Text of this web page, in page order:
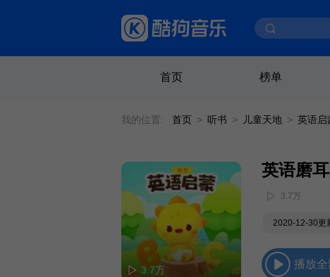
首页 榜单
我的位置: 首页 > 听书 > 儿童天地 > 英语启
3.7万
英语磨
3.7万
2020-12-30更
播放全